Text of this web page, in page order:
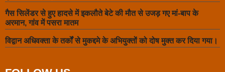
गैस सिलेंडर से हुए हादसे में इकलौते बेटे की मौत से उजड़ गए मां-बाप के
अरमान, गांव में पसरा मातम
विद्वान अधिवक्ता के तर्कों से मुकद्दमे के अभियुक्तों को दोष मुक्त कर दिया गया।